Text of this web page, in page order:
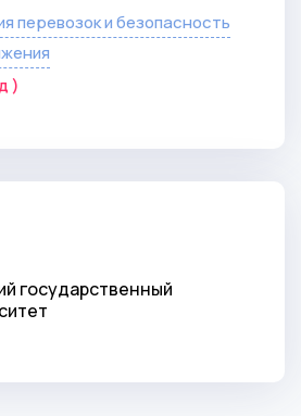
перевозок и безопасность
)
государственный